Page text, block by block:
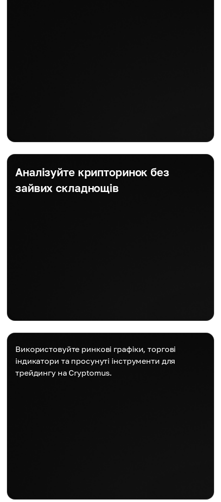
Аналізуйте крипторинок без
зайвих складнощів
Використовуйте ринкові графіки, торгові
індикатори та просунуті інструменти для
трейдингу на Cryptomus.